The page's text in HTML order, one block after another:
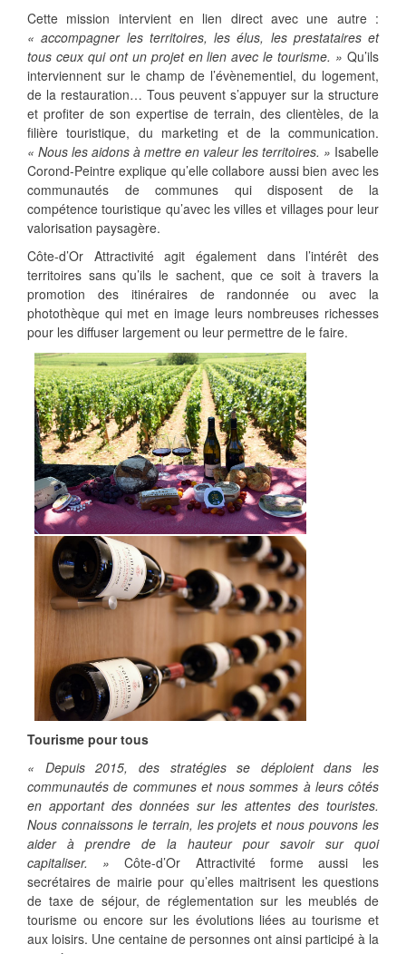
Cette mission intervient en lien direct avec une autre :
« accompagner les territoires, les élus, les prestataires et
tous ceux qui ont un projet en lien avec le tourisme. » Qu’ils
interviennent sur le champ de l’évènementiel, du logement,
de la restauration… Tous peuvent s’appuyer sur la structure
et profiter de son expertise de terrain, des clientèles, de la
filière touristique, du marketing et de la communication.
« Nous les aidons à mettre en valeur les territoires. » Isabelle
Corond-Peintre explique qu’elle collabore aussi bien avec les
communautés de communes qui disposent de la
compétence touristique qu’avec les villes et villages pour leur
valorisation paysagère.
Côte-d’Or Attractivité agit également dans l’intérêt des
territoires sans qu’ils le sachent, que ce soit à travers la
promotion des itinéraires de randonnée ou avec la
photothèque qui met en image leurs nombreuses richesses
pour les diffuser largement ou leur permettre de le faire.
Tourisme pour tous
« Depuis 2015, des stratégies se déploient dans les
communautés de communes et nous sommes à leurs côtés
en apportant des données sur les attentes des touristes.
Nous connaissons le terrain, les projets et nous pouvons les
aider à prendre de la hauteur pour savoir sur quoi
capitaliser. » Côte-d’Or Attractivité forme aussi les
secrétaires de mairie pour qu’elles maitrisent les questions
de taxe de séjour, de réglementation sur les meublés de
tourisme ou encore sur les évolutions liées au tourisme et
aux loisirs. Une centaine de personnes ont ainsi participé à la